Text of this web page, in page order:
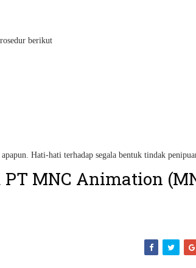
berikut
Hati-hati terhadap segala bentuk tindak
MNC Animation